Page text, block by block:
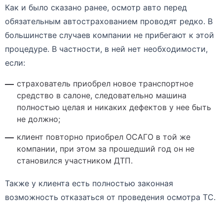
Как и было сказано ранее, осмотр авто перед
обязательным автострахованием проводят редко. В
большинстве случаев компании не прибегают к этой
процедуре. В частности, в ней нет необходимости,
если:
страхователь приобрел новое транспортное
средство в салоне, следовательно машина
полностью целая и никаких дефектов у нее быть
не должно;
клиент повторно приобрел ОСАГО в той же
компании, при этом за прошедший год он не
становился участником ДТП.
Также у клиента есть полностью законная
возможность отказаться от проведения осмотра ТС.